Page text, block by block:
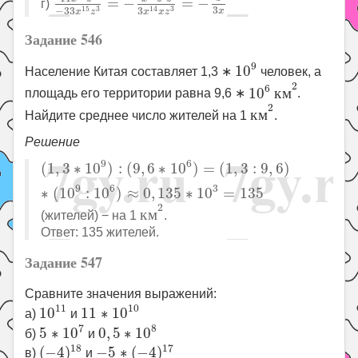
г)
−33x15z3 3x14xz3 3x
Задание 546
Население Китая составляет 1,3 ∗ 109
109
человек, а
площадь его территории равна 9,6 ∗ 106
106
км2
2
.
Найдите среднее число жителей на 1км2
км 2
.
Решение
(1,3 ∗ 109) : (9,6 ∗ 106) = (1,3 : 9, 6)
∗ (109 : 106) ≈ 0, 135 ∗ 103 = 135
(1 3∗ 109) ,6 ∗ 6)=( : 9 6 ∗( 109 0,
(жителей) − на 1км2
км2
.
Ответ: 135 жителей.
Задание 547
Сравните значения выражений:
а) 1011
1011
и 11 ∗ 1010
11 1010
б) 5 ∗ 107
5 107
и 0, 5 ∗ 108
0 5 108
в) (−4)18
( 4)18
и −5 ∗ (−4)17
5∗ − )17